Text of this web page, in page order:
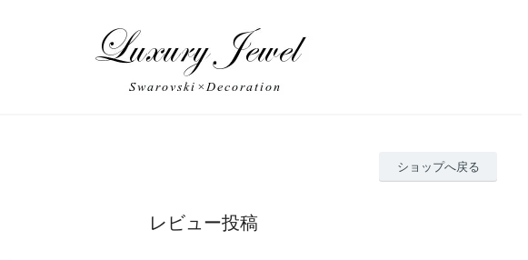
ショップへ戻る
レビュー投稿